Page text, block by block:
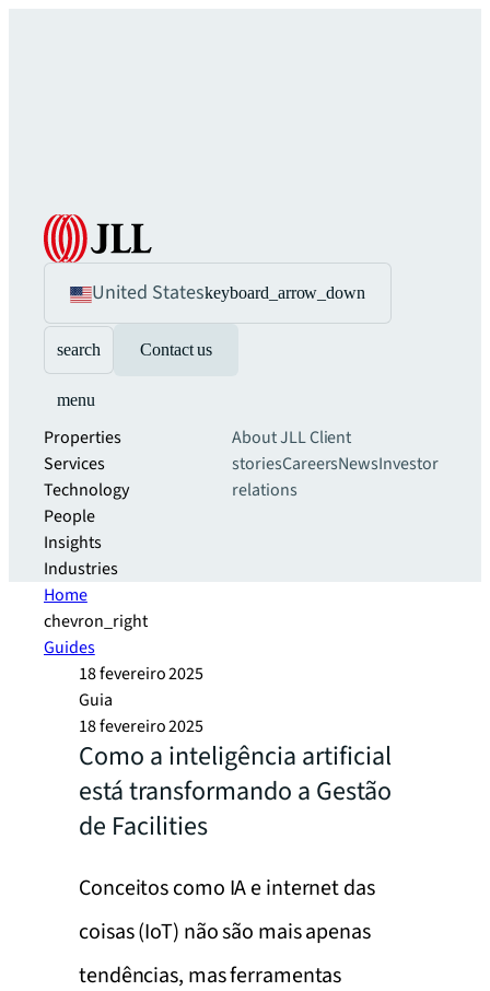
United Stateskeyboard_arrow_down
search Contact us
menu
Properties
Services
Technology
People
Insights
Industries
About JLLClient
storiesCareersNewsInvestor
relations
Home
chevron_right
Guides
18 fevereiro 2025
Guia
18 fevereiro 2025
Como a inteligência artificial
está transformando a Gestão
de Facilities
Conceitos como IA e internet das
coisas (IoT) não são mais apenas
tendências, mas ferramentas